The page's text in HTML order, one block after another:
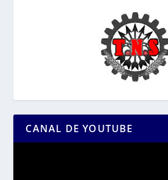
CANAL DE YOUTUBE